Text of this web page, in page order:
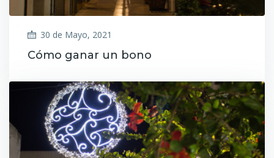
30 de Mayo, 2021
Cómo ganar un bono